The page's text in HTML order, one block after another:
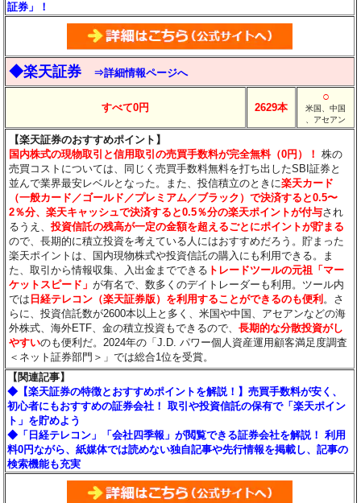
証券」！
◆楽天証券 ⇒詳細情報ページへ
すべて0円 2629本
○
米国、中国
、アセアン
【楽天証券のおすすめポイント】
国内株式の現物取引と信用取引の売買手数料が完全無料（0円）！ 株の
売買コストについては、同じく売買手数料無料を打ち出したSBI証券と
並んで業界最安レベルとなった。また、投信積立のときに楽天カード
（一般カード／ゴールド／プレミアム／ブラック）で決済すると0.5〜
2％分、楽天キャッシュで決済すると0.5％分の楽天ポイントが付与され
るうえ、投資信託の残高が一定の金額を超えるごとにポイントが貯まる
ので、長期的に積立投資を考えている人にはおすすめだろう。貯まった
楽天ポイントは、国内現物株式や投資信託の購入にも利用できる。ま
た、取引から情報収集、入出金までできる トレードツールの元祖「マー
ケットスピード」が有名で、数多くのデイトレーダーも利用。ツール内
では 日経テレコン（楽天証券版）を利用することができるのも便利 。さ
らに、投資信託数が2600本以上と多く、米国や中国、アセアンなどの海
外株式、海外ETF、金の積立投資もできるので、長期的な分散投資がし
やすいのも便利だ。2024年の「J.D. パワー個人資産運用顧客満足度調査
＜ネット証券部門＞」では総合1位を受賞。
【関連記事】
◆【楽天証券の特徴とおすすめポイントを解説！】売買手数料が安く、
初心者にもおすすめの証券会社！ 取引や投資信託の保有で「楽天ポイン
ト」を貯めよう
◆「日経テレコン」「会社四季報」が閲覧できる証券会社を解説！ 利用
料0円ながら、紙媒体では読めない独自記事や先行情報を掲載し、記事の
検索機能も充実